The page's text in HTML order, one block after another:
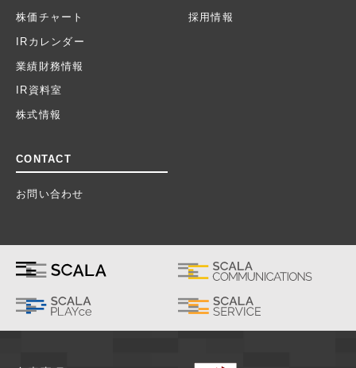
株価チャート
IRカレンダー
業績財務情報
IR資料室
株式情報
採用情報
CONTACT
お問い合わせ